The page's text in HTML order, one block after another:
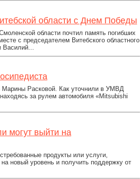
области с Днем Победы
области почтил память погибших
с председателем Витебского областного
Василий...
Марины Расковой. Как уточнили в УМВД
за рулем автомобиля «Mitsubishi
могут выйти на
продукты или услуги,
новый уровень и получить поддержку от